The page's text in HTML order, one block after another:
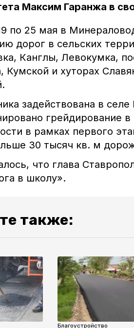
Максим Гаранжа в
по 25 мая в
дорог в сельских
Канглы, Левокумка,
Кумской и хуторах
задействована в
грейдирование
в рамках первого
30 тысяч кв. м
что глава
в школу».
также:
Благоустройство